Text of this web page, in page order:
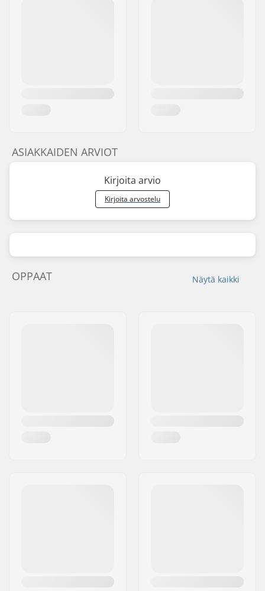
ASIAKKAIDEN ARVIOT
Kirjoita arvio
Kirjoita arvostelu
Näytä kaikki
OPPAAT